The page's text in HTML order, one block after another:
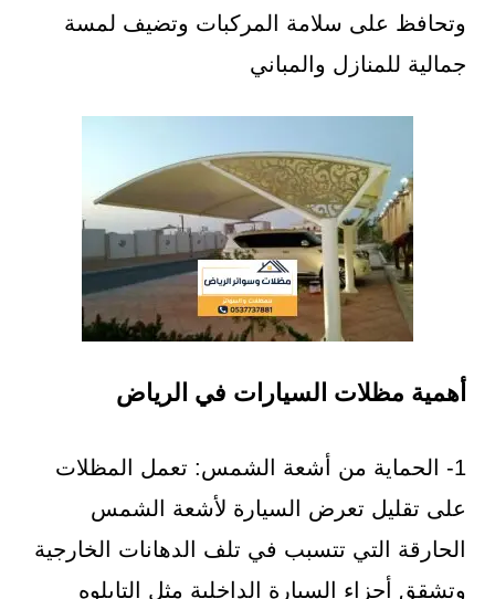
وتحافظ على سلامة المركبات وتضيف لمسة
جمالية للمنازل والمباني
أهمية مظلات السيارات في الرياض
1- الحماية من أشعة الشمس: تعمل المظلات
على تقليل تعرض السيارة لأشعة الشمس
الحارقة التي تتسبب في تلف الدهانات الخارجية
وتشقق أجزاء السيارة الداخلية مثل التابلوه